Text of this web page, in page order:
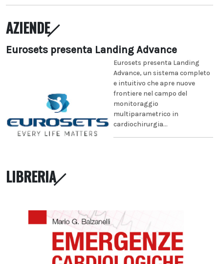
AZIENDE
Eurosets presenta Landing Advance
Eurosets presenta Landing
Advance, un sistema completo
e intuitivo che apre nuove
frontiere nel campo del
monitoraggio
multiparametrico in
cardiochirurgia...
LIBRERIA